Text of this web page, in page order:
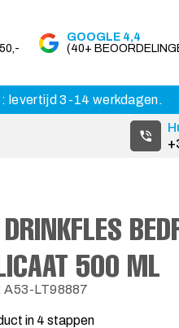
GOOGLE 4,4
(40+
levertijd 3-14 werkdagen.
500 ML
A53-LT98887
in 4 stappen